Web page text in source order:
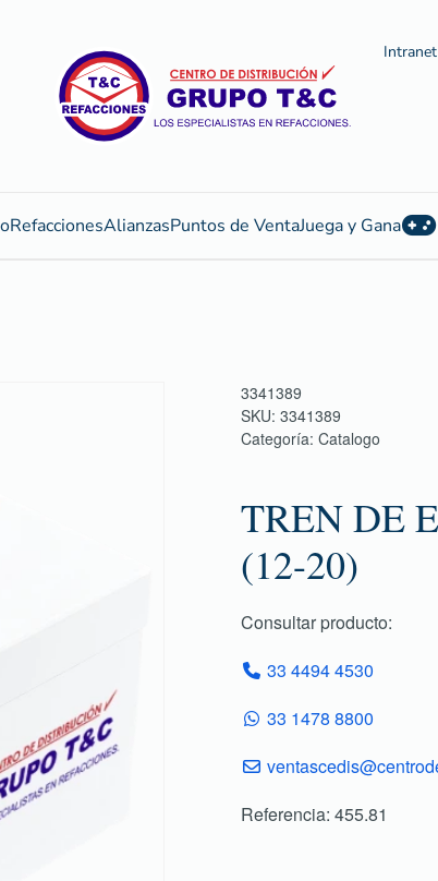
Intranet
RefaccionesAlianzasPuntos de VentaJuega y Gana
3341389
SKU: 3341389
Categoría: Catalogo
TREN DE
(12-20)
Consultar producto:
33 4494 4530
33 1478 8800
Referencia: 455.81